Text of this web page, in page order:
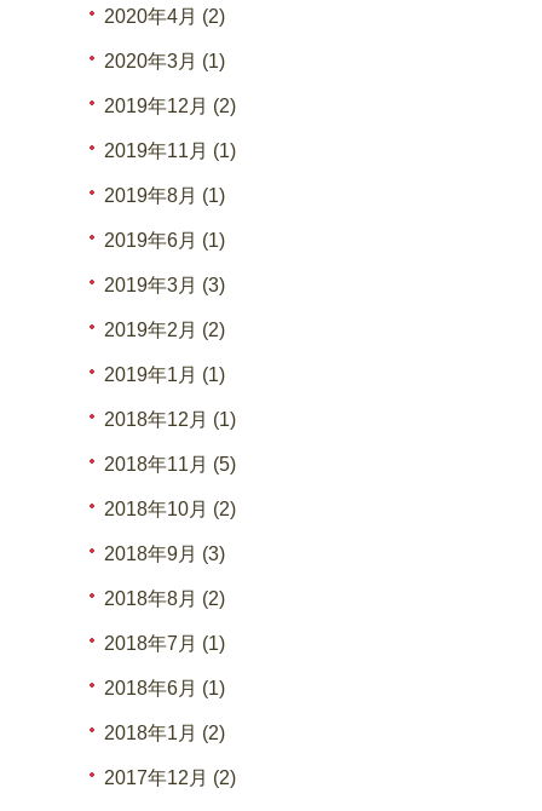
2020年4月 (2)
2020年3月 (1)
2019年12月 (2)
2019年11月 (1)
2019年8月 (1)
2019年6月 (1)
2019年3月 (3)
2019年2月 (2)
2019年1月 (1)
2018年12月 (1)
2018年11月 (5)
2018年10月 (2)
2018年9月 (3)
2018年8月 (2)
2018年7月 (1)
2018年6月 (1)
2018年1月 (2)
2017年12月 (2)